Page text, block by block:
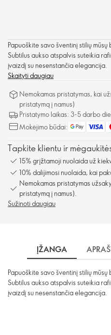
Papuoškite savo šventinį stilių
Subtilus aukso atspalvis suteikia
įvaizdį su nesenstančia elegancija.
Skaityti daugiau
Nemokamas pristatymas, kai
pristatymą į namus)
Pristatymo laikas: 3-5 darbo
Mokėjimo būdai:
Tapkite klientu ir
15% grįžtamoji nuolaida už
10% dalijimosi nuolaida, kai
Nemokamas pristatymas
pristatymą į namus).
Sužinoti daugiau
ĮŽANGA
Papuoškite savo šventinį stilių
Subtilus aukso atspalvis suteikia
įvaizdį su nesenstančia elegancija.